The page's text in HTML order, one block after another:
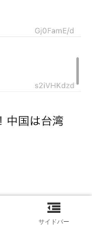
サイドバー